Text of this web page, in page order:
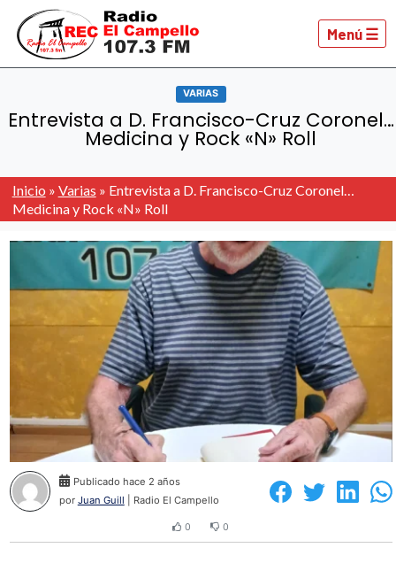
Menú ☰
VARIAS
Entrevista a D. Francisco-Cruz Coronel…
Medicina y Rock «N» Roll
Inicio » Varias » Entrevista a D. Francisco-Cruz Coronel…
Medicina y Rock «N» Roll
Publicado hace 2 años
por Juan Guill | Radio El Campello
0 0